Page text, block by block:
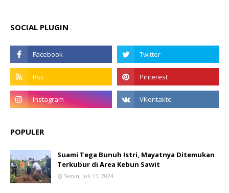
SOCIAL PLUGIN
POPULER
Suami Tega Bunuh Istri, Mayatnya Ditemukan
Terkubur di Area Kebun Sawit
Senin, Juli 15, 2024